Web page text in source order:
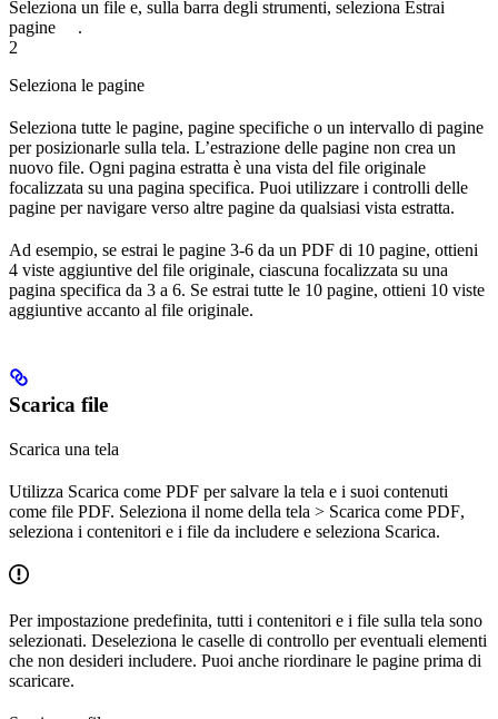
Seleziona un file e, sulla barra degli strumenti, seleziona Estrai
pagine
.
2
Seleziona le pagine
Seleziona tutte le pagine, pagine specifiche o un intervallo di pagine
per posizionarle sulla tela. L’estrazione delle pagine non crea un
nuovo file. Ogni pagina estratta è una vista del file originale
focalizzata su una pagina specifica. Puoi utilizzare i controlli delle
pagine per navigare verso altre pagine da qualsiasi vista estratta.
Ad esempio, se estrai le pagine 3-6 da un PDF di 10 pagine, ottieni
4 viste aggiuntive del file originale, ciascuna focalizzata su una
pagina specifica da 3 a 6. Se estrai tutte le 10 pagine, ottieni 10 viste
aggiuntive accanto al file originale.
Scarica file
Scarica una tela
Utilizza Scarica come PDF per salvare la tela e i suoi contenuti
come file PDF. Seleziona il nome della tela > Scarica come PDF,
seleziona i contenitori e i file da includere e seleziona Scarica.
Per impostazione predefinita, tutti i contenitori e i file sulla tela sono
selezionati. Deseleziona le caselle di controllo per eventuali elementi
che non desideri includere. Puoi anche riordinare le pagine prima di
scaricare.